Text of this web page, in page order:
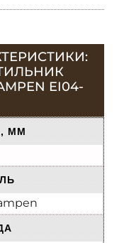
EI04-
ММ